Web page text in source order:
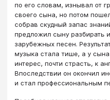
по его словам, изнывал от
своего сына, но потом
собрав скудный запас
предложил сыну разбирать
зарубежных песен.
музыка стала тише, а у
интерес, почти страсть, к
Впоследствии он окончил
и стал профессиональным